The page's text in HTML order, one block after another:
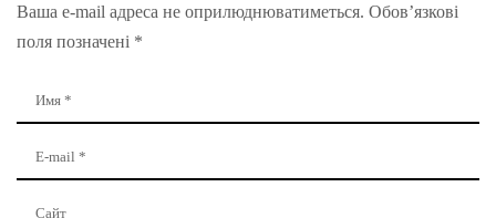
Ваша e-mail адреса не оприлюднюватиметься. Обов’язкові
поля позначені *